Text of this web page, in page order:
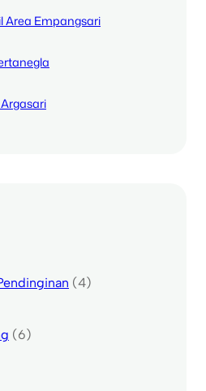
Area Empangsari
(4)
(6)